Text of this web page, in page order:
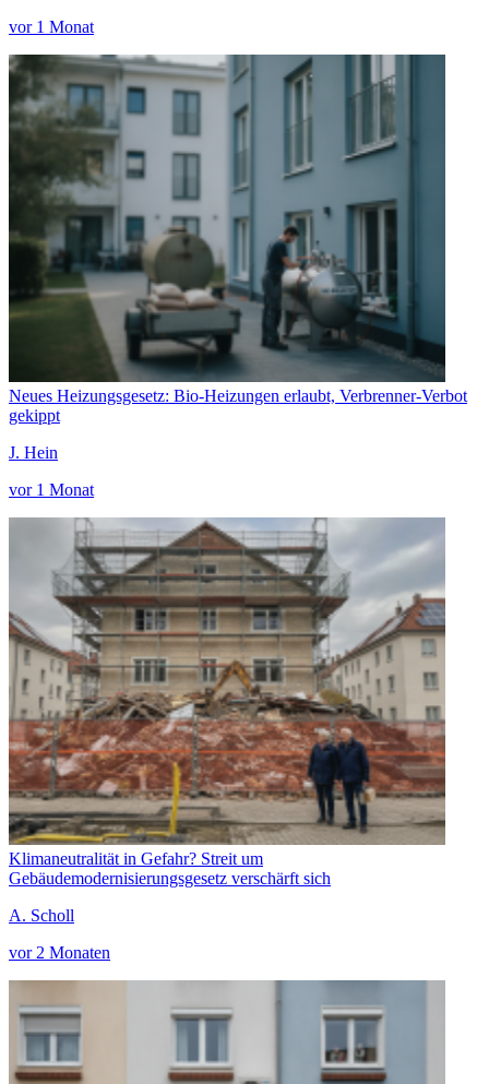
vor 1 Monat
Neues Heizungsgesetz: Bio-Heizungen erlaubt, Verbrenner-Verbot
gekippt
J. Hein
vor 1 Monat
Klimaneutralität in Gefahr? Streit um
Gebäudemodernisierungsgesetz verschärft sich
A. Scholl
vor 2 Monaten